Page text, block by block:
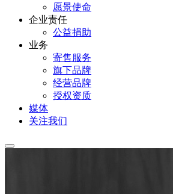
愿景使命
企业责任
公益捐助
业务
寄售服务
旗下品牌
经营品牌
授权资质
媒体
关注我们